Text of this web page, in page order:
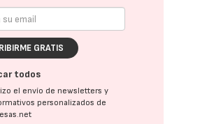
GRATIS
todos
el envío de newsletters y
personalizados de